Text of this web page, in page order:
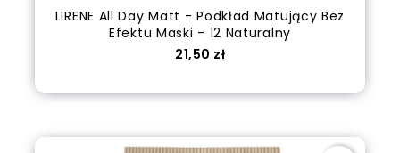
LIRENE All Day Matt - Podkład Matujący Bez
Efektu Maski - 12 Naturalny
Cena
21,50 zł